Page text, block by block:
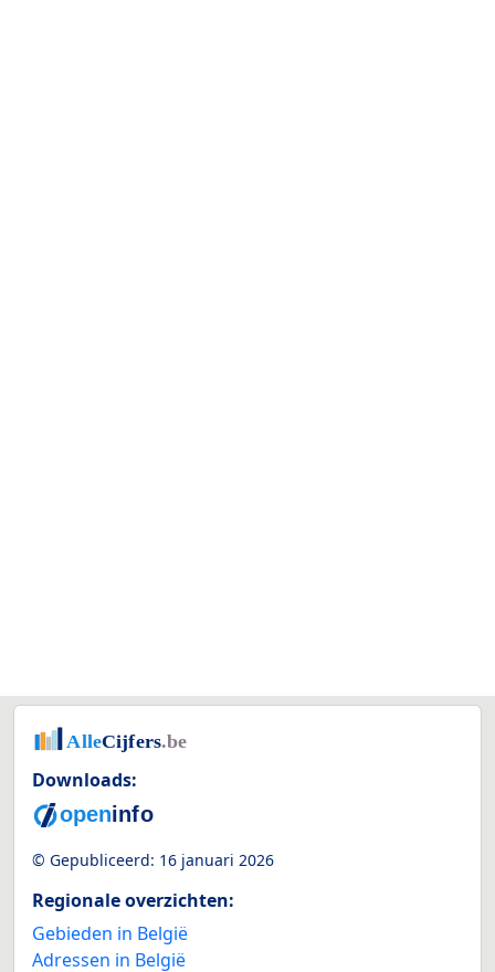
Downloads:
© Gepubliceerd: 16 januari 2026
Regionale overzichten:
Gebieden in België
Adressen in België